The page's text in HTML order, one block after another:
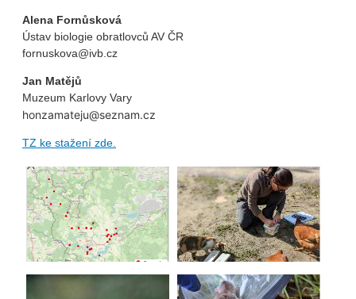
Alena Fornůsková
Ústav biologie obratlovců AV ČR
fornuskova@ivb.cz
Jan Matějů
Muzeum Karlovy Vary
honzamateju@seznam.cz
TZ ke stažení zde.